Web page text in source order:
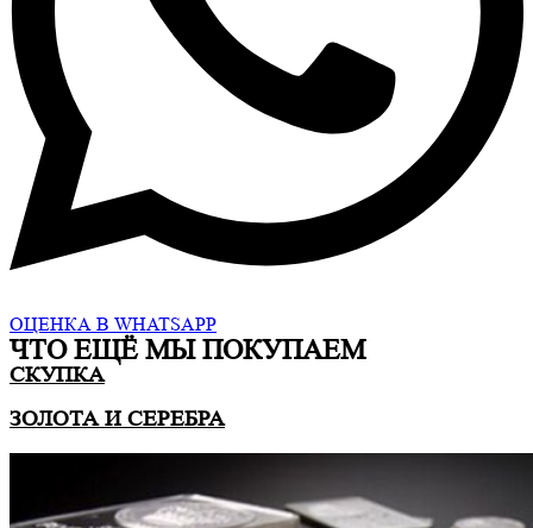
ОЦЕНКА В WHATSAPP
ЧТО ЕЩË МЫ ПОКУПАЕМ
СКУПКА
ЗОЛОТА И СЕРЕБРА